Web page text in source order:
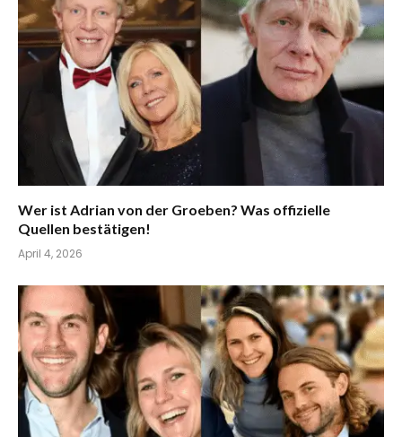
Wer ist Adrian von der Groeben? Was offizielle
Quellen bestätigen!
April 4, 2026